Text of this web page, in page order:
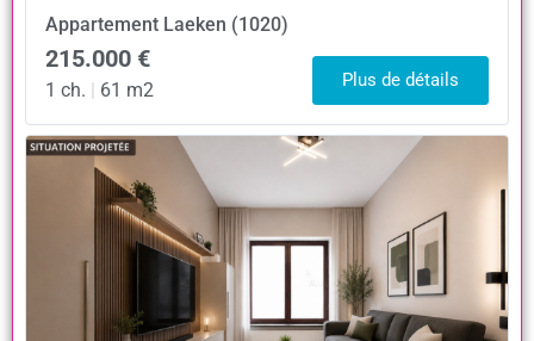
Appartement Laeken (1020)
215.000 €
1 ch. | 61 m2 Plus de détails